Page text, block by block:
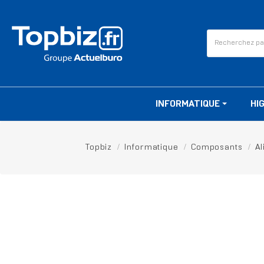
INFORMATIQUE
Topbiz Informatique Composants